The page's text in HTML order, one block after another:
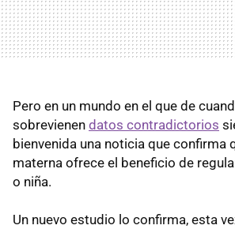
Pero en un mundo en el que de
sobrevienen datos contradictorios
bienvenida una noticia que confirma
materna ofrece el beneficio de
o niña.
Un nuevo estudio lo confirma, esta